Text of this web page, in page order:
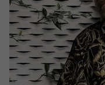
Ādaži
Ķekava
Mārupe
Olaine